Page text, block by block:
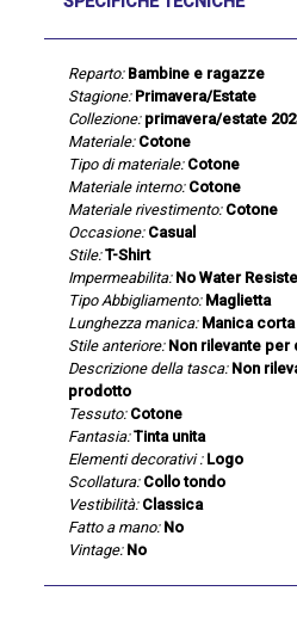
Reparto: Bambine e ragazze
Stagione: Primavera/Estate
Collezione: primavera/estate
Materiale: Cotone
Tipo di materiale: Cotone
Materiale interno: Cotone
Materiale rivestimento: Cotone
Occasione: Casual
Stile: T-Shirt
Impermeabilita: No Water
Tipo Abbigliamento: Maglietta
Lunghezza manica: Manica corta
Stile anteriore: Non rilevante
Descrizione della tasca: Non
prodotto
Tessuto: Cotone
Fantasia: Tinta unita
Elementi decorativi : Logo
Scollatura: Collo tondo
Vestibilità: Classica
Fatto a mano: No
Vintage: No